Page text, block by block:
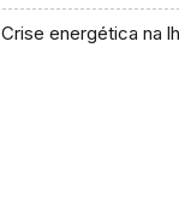
Crise energética na